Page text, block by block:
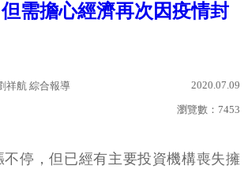
需擔心經濟再次因疫情封
祥航 綜合報導 2020.07.09
瀏覽數： 7453
停，但已經有主要投資機構喪失擁